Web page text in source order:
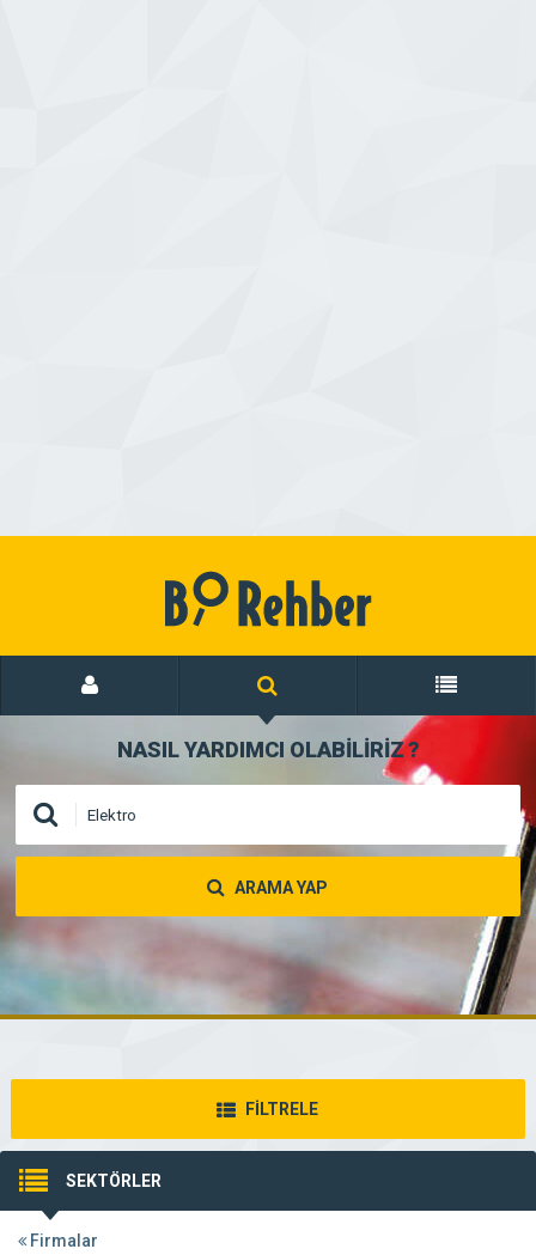
NASIL YARDIMCI OLABİLİRİZ?
ARAMA YAP
FİLTRELE
SEKTÖRLER
Firmalar